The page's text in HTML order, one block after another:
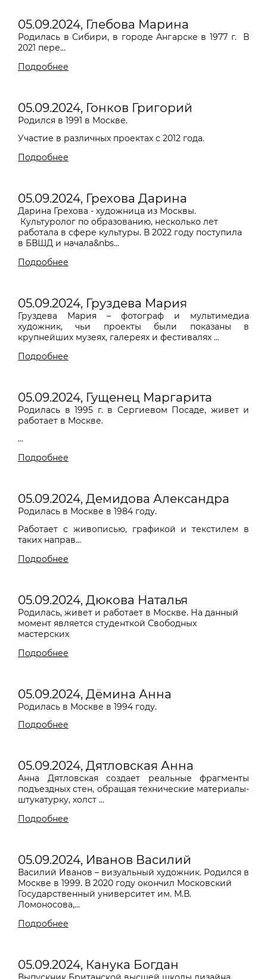
05.09.2024, Глебова Марина
Родилась в Сибири, в городе Ангарске в 1977 г. В
2021 пере...
Подробнее
05.09.2024, Гонков Григорий
Родился в 1991 в Москве.
Участие в различных проектах с 2012 года.
Подробнее
05.09.2024, Грехова Дарина
Дарина Грехова - художница из Москвы.
Культуролог по образованию, несколько лет
работала в сфере культуры. В 2022 году поступила
в БВШД и начала&nbs...
Подробнее
05.09.2024, Груздева Мария
Груздева Мария – фотограф и мультимедиа
художник, чьи проекты были показаны в
крупнейших музеях, галереях и фестивалях ...
Подробнее
05.09.2024, Гущенец Маргарита
Родилась в 1995 г. в Сергиевом Посаде, живет и
работает в Москве.
...
Подробнее
05.09.2024, Демидова Александра
Родилась в Москве в 1984 году.
Работает с живописью, графикой и текстилем в
таких направ...
Подробнее
05.09.2024, Дюкова Наталья
Родилась, живет и работает в Москве. На данный
момент является студенткой Свободных
мастерских
Подробнее
05.09.2024, Дёмина Анна
Родилась в Москве в 1994 году.
Подробнее
05.09.2024, Дятловская Анна
Анна Дятловская создает реальные фрагменты
подъездных стен, обращая технические материалы-
штукатурку, холст ...
Подробнее
05.09.2024, Иванов Василий
Василий Иванов – визуальный художник. Родился в
Москве в 1999. В 2020 году окончил Московский
Государственный университет им. М.В.
Ломоносова,...
Подробнее
05.09.2024, Канука Богдан